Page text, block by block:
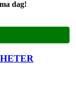
dag!